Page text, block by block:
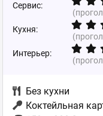
Сервис:
Кухня:
Интерьер:
Без кухни
Коктейльная